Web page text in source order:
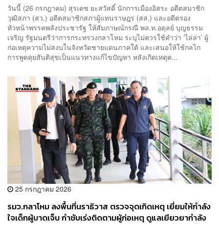
วันนี้ (26 กรกฎาคม) สุรเดช ยะสวัสดิ์ นักการเมืองอิสระ อดีตสมาชิก
วุฒิสภา (สว.) อดีตสมาชิกสภาผู้แทนราษฎร (สส.) และอดีตรอง
หัวหน้าพรรคพลังประชารัฐ ให้สัมภาษณ์กรณี พล.ท.อดุลย์ บุญธรรม
เจริญ รัฐมนตรีว่าการกระทรวงกลาโหม ระบุไม่ควรใช้คำว่า ‘ไล่ล่า’ ผู้
ก่อเหตุความไม่สงบในจังหวัดชายแดนภาคใต้ และเสนอให้ใช้กลไก
การพูดคุยสันติสุขเป็นแนวทางแก้ไขปัญหา หลังเกิดเหตุค...
25 กรกฎาคม 2026
รมว.กลาโหม ลงพื้นที่นราธิวาส ตรวจจุดเกิดเหตุ เยี่ยมให้กำลัง
ใจเด็กผู้บาดเจ็บ กำชับเร่งติดตามผู้ก่อเหตุ ดูแลเยียวยากำลัง